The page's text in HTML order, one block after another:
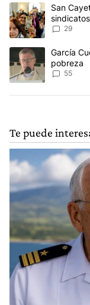
Un artículo de
San
reclamos
29
Un artículo deGarcía
pobreza
55